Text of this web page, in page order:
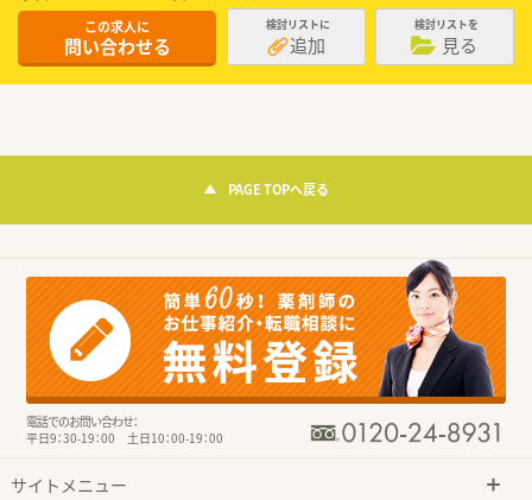
この求人に
問い合わせる
検討リストに
追加
検討リストを
見る
PAGE TOPへ戻る
電話でのお問い合わせ：
平日9：30-19：00 土日10：00-19：00
サイトメニュー